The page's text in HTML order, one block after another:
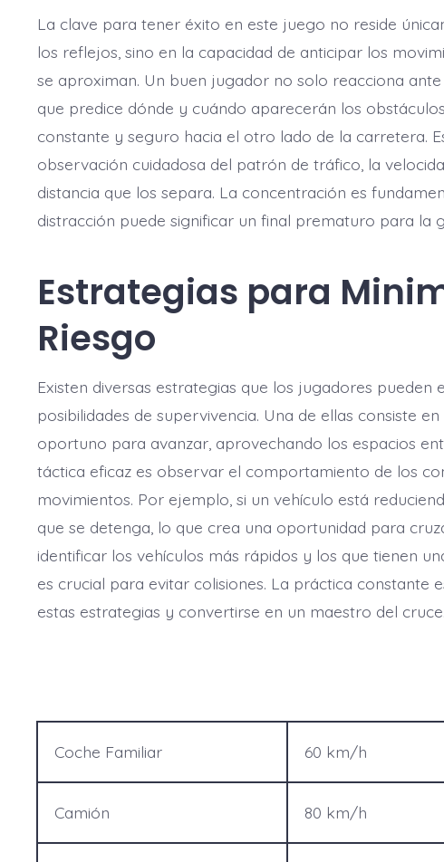
La clave para tener éxito en este juego no reside
los reflejos, sino en la capacidad de anticipar los
se aproximan. Un buen jugador no solo reacciona
que predice dónde y cuándo aparecerán los
constante y seguro hacia el otro lado de la carretera.
observación cuidadosa del patrón de tráfico, la
distancia que los separa. La concentración es
distracción puede significar un final prematuro para la
Estrategias para
Riesgo
Existen diversas estrategias que los jugadores
posibilidades de supervivencia. Una de ellas consiste
oportuno para avanzar, aprovechando los espacios
táctica eficaz es observar el comportamiento de los
movimientos. Por ejemplo, si un vehículo está
que se detenga, lo que crea una oportunidad para
identificar los vehículos más rápidos y los que tienen
es crucial para evitar colisiones. La práctica constante
estas estrategias y convertirse en un maestro del cruce.
Coche Familiar 60 km/h
Camión 80 km/h